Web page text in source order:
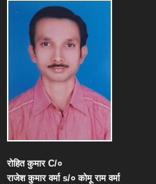
रोहित कुमारC/०
राजेश कुमार वर्माs/० कोमू राम वर्मा